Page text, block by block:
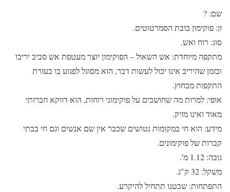
שם: ?
זן: פוקימון בובת הסמרטוטים.
סוג: רוח ואש.
מתקפה מיוחדת: אש השאול – הפוקימון יוצר מעטפת אש סביב יריבו
ובזמן שהיריב אינו יכול לעשות דבר, הוא מסוגל לפגוע בו בעזרת
התקפות מבחוץ.
אופי: למרות מה שחושבים על פוקימוני רוחות, הוא דווקא חברותי
מאוד ואינו מזיק.
מידע: הוא חי במקומות נטושים שכבר אין שם אנשים וגם חי בבתי
קברות של פוקימונים.
גובה: 1.12 מ'.
משקל: 32 ק"ג.
התפתחות: שבטנו תתחיל להיקרע.